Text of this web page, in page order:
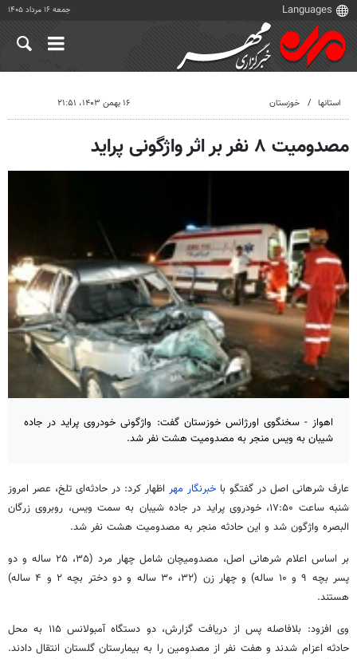
جمعه ۱۶ مرداد ۱۴۰۵
استانها خوزستان ۱۶ بهمن ۱۴۰۳، ۲۱:۵۱
مصدومیت ۸ نفر بر اثر واژگونی پراید
اهواز - سخنگوی اورژانس خوزستان گفت: واژگونی خودروی پراید در جاده
شیبان به ویس منجر به مصدومیت هشت نفر شد.
عارف شرهانی اصل در گفتگو با خبرنگار مهر اظهار کرد: در حادثه‌ای تلخ، عصر امروز
شنبه ساعت ۱۷:۵۰، خودروی پراید در جاده شیبان به سمت
ویس، روبروی زرگان
البصره واژگون شد و این حادثه منجر به مصدومیت هشت نفر شد.
بر اساس اعلام شرهانی اصل، مصدومیچان
شامل چهار مرد (۳۵، ۲۵ ساله و دو
پسر بچه ۹ و ۱۰ ساله) و چهار زن (۳۲، ۳۰ ساله و دو دختر بچه ۲ و ۴ ساله)
هستند.
وی افزود: بلافاصله پس از دریافت گزارش، دو دستگاه آمبولانس ۱۱۵ به محل
حادثه اعزام شدند و هفت نفر از مصدومین را به بیمارستان گلستان انتقال دادند.